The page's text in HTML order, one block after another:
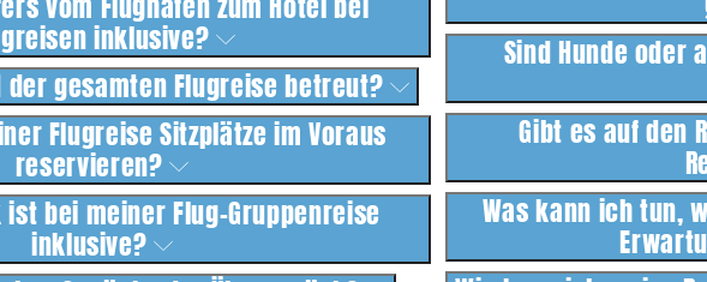
inklusive?
gesamten Flugreise betreut?
Flugreise Sitzplätze im Voraus
reservieren?
ist bei meiner Flug-Gruppenreise
inklusive?
Sind Hunde oder
Gibt es auf den
Was kann ich tun,